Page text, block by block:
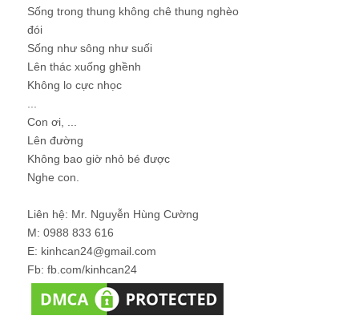
Sống trong thung không chê thung nghèo
đói
Sống như sông như suối
Lên thác xuống ghềnh
Không lo cực nhọc
Con ơi, ...
Lên đường
Không bao giờ nhỏ bé được
Nghe con.
Liên hệ: Mr. Nguyễn Hùng Cường
M: 0988 833 616
E: kinhcan24@gmail.com
Fb: fb.com/kinhcan24